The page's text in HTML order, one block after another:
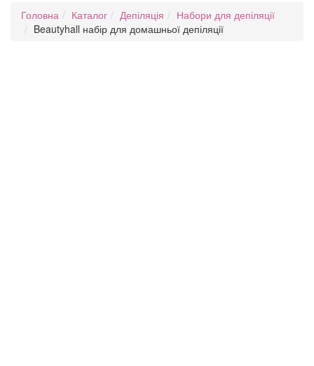
Головна Каталог Депіляція
Набори для депіляції
Beautyhall набір для домашньої депіляції